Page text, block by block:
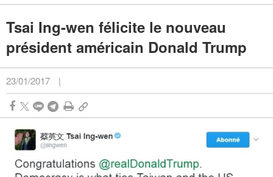
Tsai Ing-wen félicite le nouveau
président américain Donald Trump
23/01/2017 |